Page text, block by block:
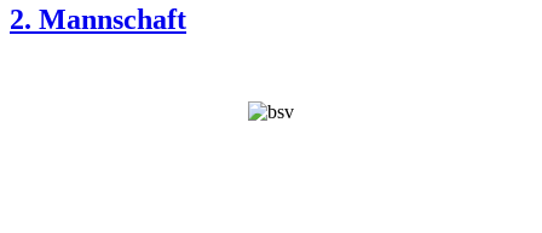
2. Mannschaft